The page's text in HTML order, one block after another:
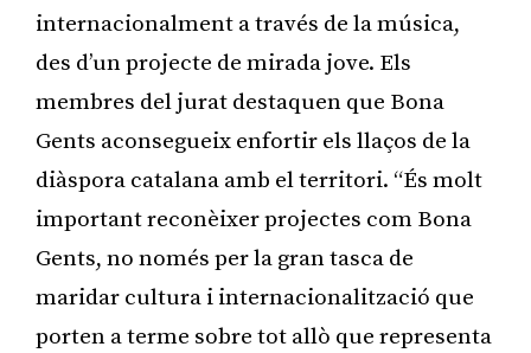
internacionalment a través de la música,
des d’un projecte de mirada jove. Els
membres del jurat destaquen que Bona
Gents aconsegueix enfortir els llaços de la
diàspora catalana amb el territori. “És molt
important reconèixer projectes com Bona
Gents, no només per la gran tasca de
maridar cultura i internacionalització que
porten a terme sobre tot allò que representa